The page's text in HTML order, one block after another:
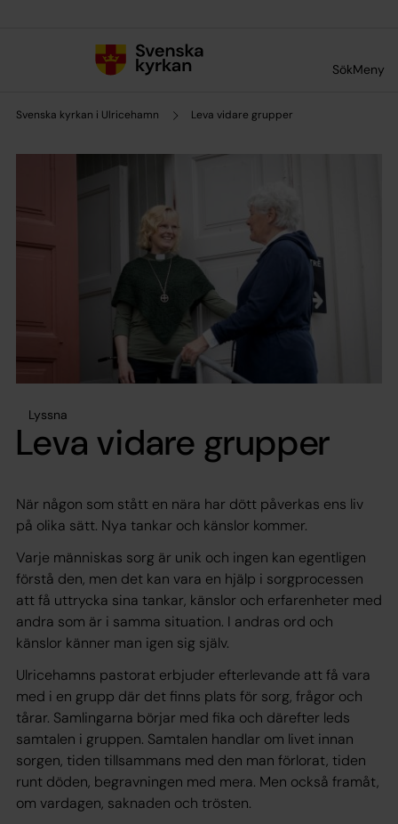
SökMeny
Svenska kyrkan i Ulricehamn Leva vidare grupper
Lyssna
Leva vidare grupper
När någon som stått en nära har dött påverkas ens liv
på olika sätt. Nya tankar och känslor kommer.
Varje människas sorg är unik och ingen kan egentligen
förstå den, men det kan vara en hjälp i sorgprocessen
att få uttrycka sina tankar, känslor och erfarenheter med
andra som är i samma situation. I andras ord och
känslor känner man igen sig själv.
Ulricehamns pastorat erbjuder efterlevande att få vara
med i en grupp där det finns plats för sorg, frågor och
tårar. Samlingarna börjar med fika och därefter leds
samtalen i gruppen. Samtalen handlar om livet innan
sorgen, tiden tillsammans med den man förlorat, tiden
runt döden, begravningen med mera. Men också framåt,
om vardagen, saknaden och trösten.